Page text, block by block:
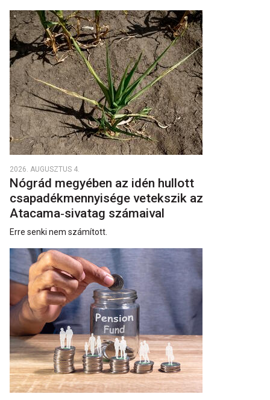
2026. AUGUSZTUS 4.
Nógrád megyében az idén hullott
csapadékmennyisége vetekszik az
Atacama‑sivatag számaival
Erre senki nem számított.